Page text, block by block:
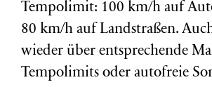
Tempolimit: 100 km/h auf
80 km/h auf Landstraßen.
wieder über entsprechende
Tempolimits oder autofreie